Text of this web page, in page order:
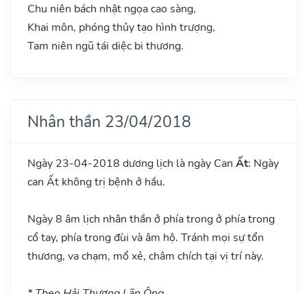
Chu niên bách nhật ngọa cao sàng,
Khai môn, phóng thủy tạo hình trượng,
Tam niên ngũ tái diệc bi thương.
Nhân thần 23/04/2018
Ngày 23-04-2018 dương lịch là ngày Can Ất: Ngày
can Ất không trị bệnh ở hầu.
Ngày 8 âm lịch nhân thần ở phía trong ở phía trong
cổ tay, phía trong đùi và âm hộ. Tránh mọi sự tổn
thương, va chạm, mổ xẻ, châm chích tại vị trí này.